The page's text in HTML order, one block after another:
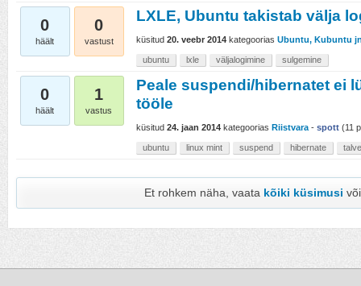
0
häält
0
vastust
LXLE, Ubuntu takistab välja
küsitud 20. veebr 2014 kategoorias Ubuntu, Kubuntu
ubuntu lxle väljalogimine sulgemine
0
häält
1
vastus
Peale suspendi/hibernatet ei
tööle
küsitud 24. jaan 2014 kategoorias Riistvara - spott (11
ubuntu linux mint suspend hibernate
Et rohkem näha, vaata kõiki küsimusi